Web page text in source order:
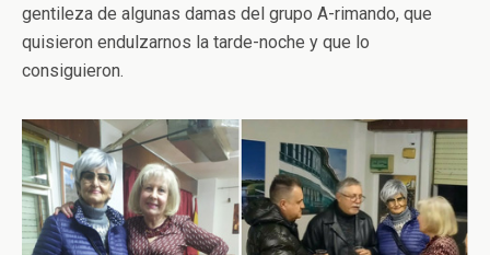
gentileza de algunas damas del grupo A-rimando, que
quisieron endulzarnos la tarde-noche y que lo
consiguieron.